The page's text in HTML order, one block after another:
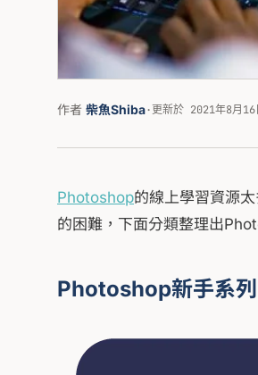
作者 柴魚Shiba·更新於 2021年8月16
Photoshop的線上學習資源
的困難，下面分類整理出
Photoshop新手系列